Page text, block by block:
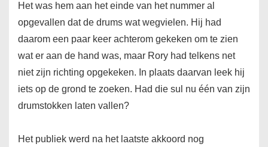
Het was hem aan het einde van het nummer al
opgevallen dat de drums wat wegvielen. Hij had
daarom een paar keer achterom gekeken om te zien
wat er aan de hand was, maar Rory had telkens net
niet zijn richting opgekeken. In plaats daarvan leek hij
iets op de grond te zoeken. Had die sul nu één van zijn
drumstokken laten vallen?
Het publiek werd na het laatste akkoord nog